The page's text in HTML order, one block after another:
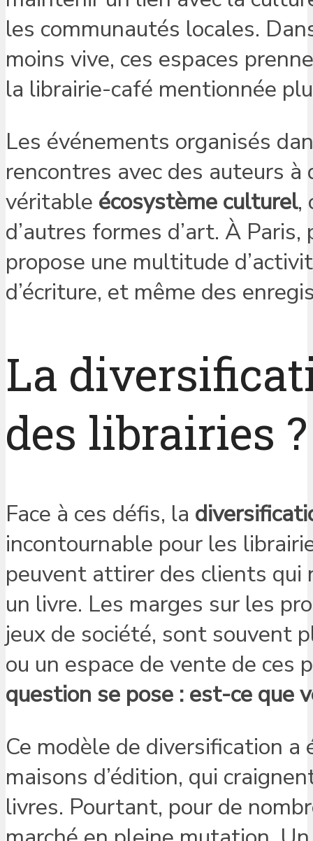
les communautés locales.
moins vive, ces espaces
la librairie-café mentionnée
Les événements organisés
rencontres avec des auteurs
véritable écosystème culturel,
d’autres formes d’art. À
propose une multitude
d’écriture, et même des
La
des librairies ?
Face à ces défis, la
incontournable pour les
peuvent attirer des clients qui
un livre. Les marges sur les
jeux de société, sont souvent
ou un espace de vente de
question se pose : est-ce que
Ce modèle de diversification
maisons d’édition, qui
livres. Pourtant, pour de